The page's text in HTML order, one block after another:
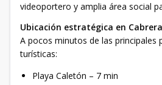
videoportero y amplia área social
Ubicación estratégica en
A pocos minutos de las principales
turísticas:
Playa Caletón – 7 min